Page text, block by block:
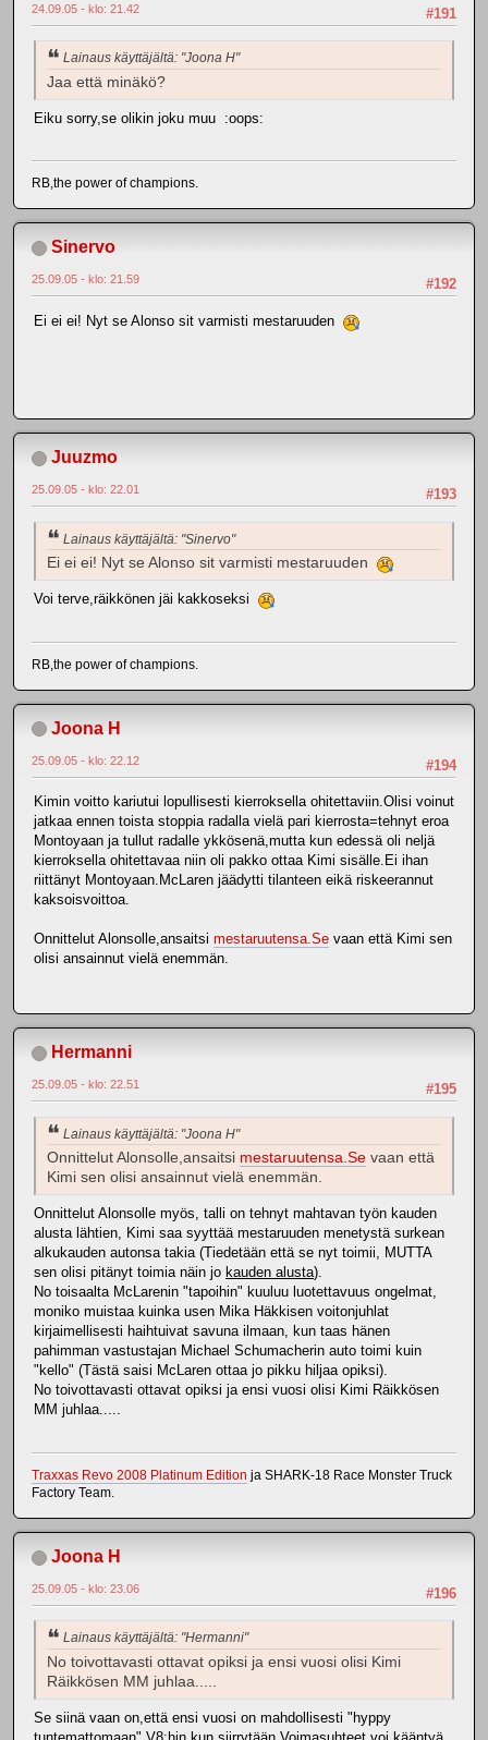
#191
24.09.05 - klo: 21.42
Lainaus käyttäjältä: "Joona H"
Jaa että minäkö?
Eiku sorry,se olikin joku muu :oops:
RB,the power of champions.
Sinervo
#192
25.09.05 - klo: 21.59
Ei ei ei! Nyt se Alonso sit varmisti mestaruuden
Juuzmo
#193
25.09.05 - klo: 22.01
Lainaus käyttäjältä: "Sinervo"
Ei ei ei! Nyt se Alonso sit varmisti mestaruuden
Voi terve,räikkönen jäi kakkoseksi
RB,the power of champions.
Joona H
#194
25.09.05 - klo: 22.12
Kimin voitto kariutui lopullisesti kierroksella ohitettaviin.Olisi voinut
jatkaa ennen toista stoppia radalla vielä pari kierrosta=tehnyt eroa
Montoyaan ja tullut radalle ykkösenä,mutta kun edessä oli neljä
kierroksella ohitettavaa niin oli pakko ottaa Kimi sisälle.Ei ihan
riittänyt Montoyaan.McLaren jäädytti tilanteen eikä riskeerannut
kaksoisvoittoa.
Onnittelut Alonsolle,ansaitsi mestaruutensa.Se vaan että Kimi sen
olisi ansainnut vielä enemmän.
Hermanni
#195
25.09.05 - klo: 22.51
Lainaus käyttäjältä: "Joona H"
Onnittelut Alonsolle,ansaitsi mestaruutensa.Se vaan että
Kimi sen olisi ansainnut vielä enemmän.
Onnittelut Alonsolle myös, talli on tehnyt mahtavan työn kauden
alusta lähtien, Kimi saa syyttää mestaruuden menetystä surkean
alkukauden autonsa takia (Tiedetään että se nyt toimii, MUTTA
sen olisi pitänyt toimia näin jo kauden alusta).
No toisaalta McLarenin "tapoihin" kuuluu luotettavuus ongelmat,
moniko muistaa kuinka usen Mika Häkkisen voitonjuhlat
kirjaimellisesti haihtuivat savuna ilmaan, kun taas hänen
pahimman vastustajan Michael Schumacherin auto toimi kuin
"kello" (Tästä saisi McLaren ottaa jo pikku hiljaa opiksi).
No toivottavasti ottavat opiksi ja ensi vuosi olisi Kimi Räikkösen
MM juhlaa.....
Traxxas Revo 2008 Platinum Edition ja SHARK-18 Race Monster Truck
Factory Team.
Joona H
#196
25.09.05 - klo: 23.06
Lainaus käyttäjältä: "Hermanni"
No toivottavasti ottavat opiksi ja ensi vuosi olisi Kimi
Räikkösen MM juhlaa.....
Se siinä vaan on,että ensi vuosi on mahdollisesti "hyppy